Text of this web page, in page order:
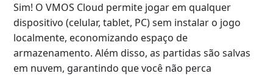
Sim! O VMOS Cloud permite jogar em qualquer
dispositivo (celular, tablet, PC) sem instalar o jogo
localmente, economizando espaço de
armazenamento. Além disso, as partidas são salvas
em nuvem, garantindo que você não perca